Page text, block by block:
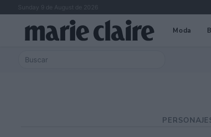
Sunday 9 de August de 2026
Moda